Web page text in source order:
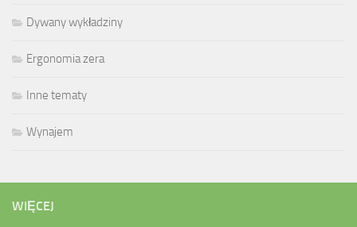
Dywany wykładziny
Ergonomia zera
Inne tematy
Wynajem
WIĘCEJ